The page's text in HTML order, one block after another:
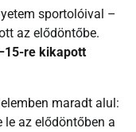
sportolóival –
az elődöntőbe.
re kikapott
maradt alul:
le az elődöntőben a